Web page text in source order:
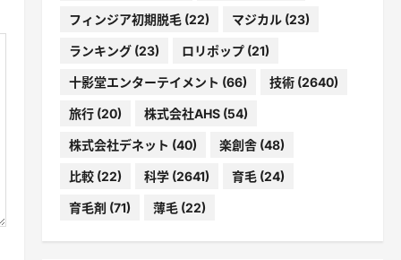
フィンジア初期脱毛(22) マジカル(23)
ランキング(23) ロリポップ(21)
十影堂エンターテイメント (66) 技術(2640)
旅行(20) 株式会社AHS(54)
株式会社デネット (40) 楽創舎(48)
比較(22) 科学(2641) 育毛(24)
育毛剤 (71) 薄毛(22)